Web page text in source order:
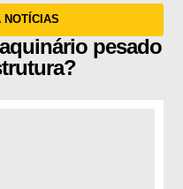
NOTÍCIAS
pesado